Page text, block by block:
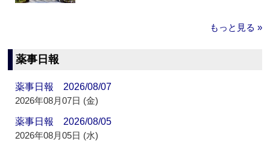
もっと見る »
薬事日報
薬事日報 2026/08/07
2026年08月07日 (金)
薬事日報 2026/08/05
2026年08月05日 (水)